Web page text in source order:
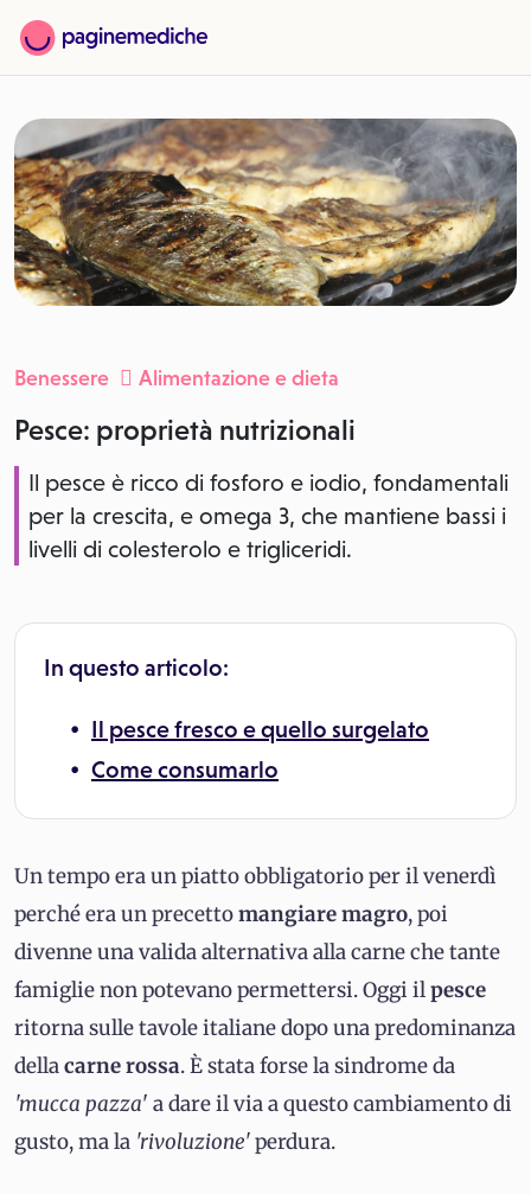
Benessere Alimentazione e dieta
Pesce: proprietà nutrizionali
Il pesce è ricco di fosforo e iodio, fondamentali
per la crescita, e omega 3, che mantiene bassi i
livelli di colesterolo e trigliceridi.
In questo articolo:
Il pesce fresco e quello surgelato
Come consumarlo
Un tempo era un piatto obbligatorio per il venerdì
perché era un precettomangiare magro, poi
divenne una valida alternativa alla carne che tante
famiglie non potevano permettersi. Oggi ilpesce
ritorna sulle tavole italiane dopo una predominanza
dellacarne rossa. È stata forse la sindrome da
'mucca pazza' a dare il via a questo cambiamento di
gusto, ma la 'rivoluzione'perdura.